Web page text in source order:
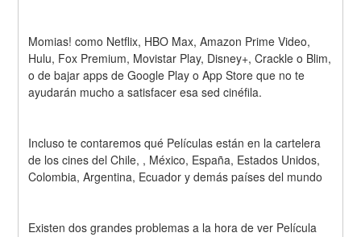
Momias! como Netflix, HBO Max, Amazon Prime Video,
Hulu, Fox Premium, Movistar Play, Disney+, Crackle o Blim,
o de bajar apps de Google Play o App Store que no te
ayudarán mucho a satisfacer esa sed cinéfila.
Incluso te contaremos qué Películas están en la cartelera
de los cines del Chile, , México, España, Estados Unidos,
Colombia, Argentina, Ecuador y demás países del mundo
Existen dos grandes problemas a la hora de ver Película